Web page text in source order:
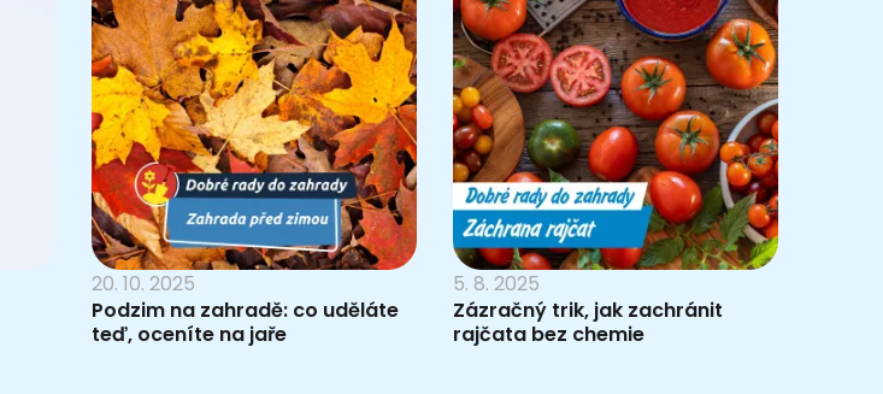
20. 10. 2025
Podzim na zahradě: co uděláte
teď, oceníte na jaře
5. 8. 2025
Zázračný trik, jak zachránit
rajčata bez chemie